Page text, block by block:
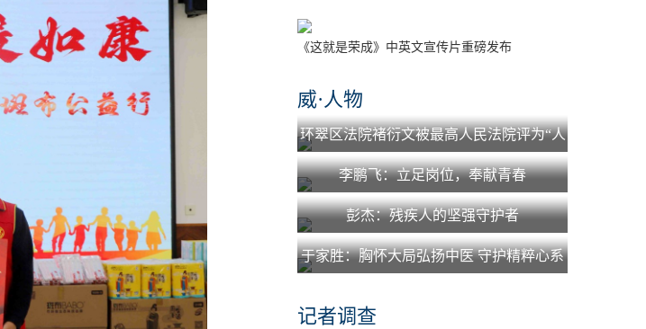
《这就是荣成》中英文宣传片重磅发布
威·人物
环翠区法院褚衍文被最高人民法院评为“人
民法院少年法庭工作先进个人”
李鹏飞：立足岗位，奉献青春
彭杰：残疾人的坚强守护者
于家胜：胸怀大局弘扬中医 守护精粹心系
记者调查